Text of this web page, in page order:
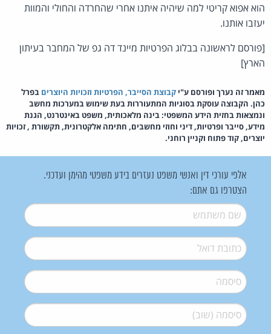
הוא אפוא קריטי למה שיהיה איתנו אחרי שהחרדה והחולי והמוות
יעזבו אותנו.
[פורסם לראשונה בבלוג הפרטיות מיינד דה גפ של המחבר בעיתון
הארץ]
מאמר זה נערך ופורסם ע"י קבוצת הסייבר, הפרטיות וזכויות היוצרים בפרל
כהן. הקבוצה עוסקת בסוגיות המתעוררות בעת שימוש במערכות מחשב
ונמצאות בחזית הידע המשפטי: בינה מלאכותית, משפט באינטרנט, הגנת
מידע, סייבר ופרטיות, דיני וחוזי מחשבים, חתימה אלקטרונית, תקשורת , זכויות
יוצרים, קוד פתוח וקניין רוחני.
אלפי עורכי דין ואנשי משפט נעזרים בידע משפטי מהימן ועדכני.
הצטרפו גם אתם:
שם משתמש*
דואל*
סיסמה*
סיסמה (שוב)*